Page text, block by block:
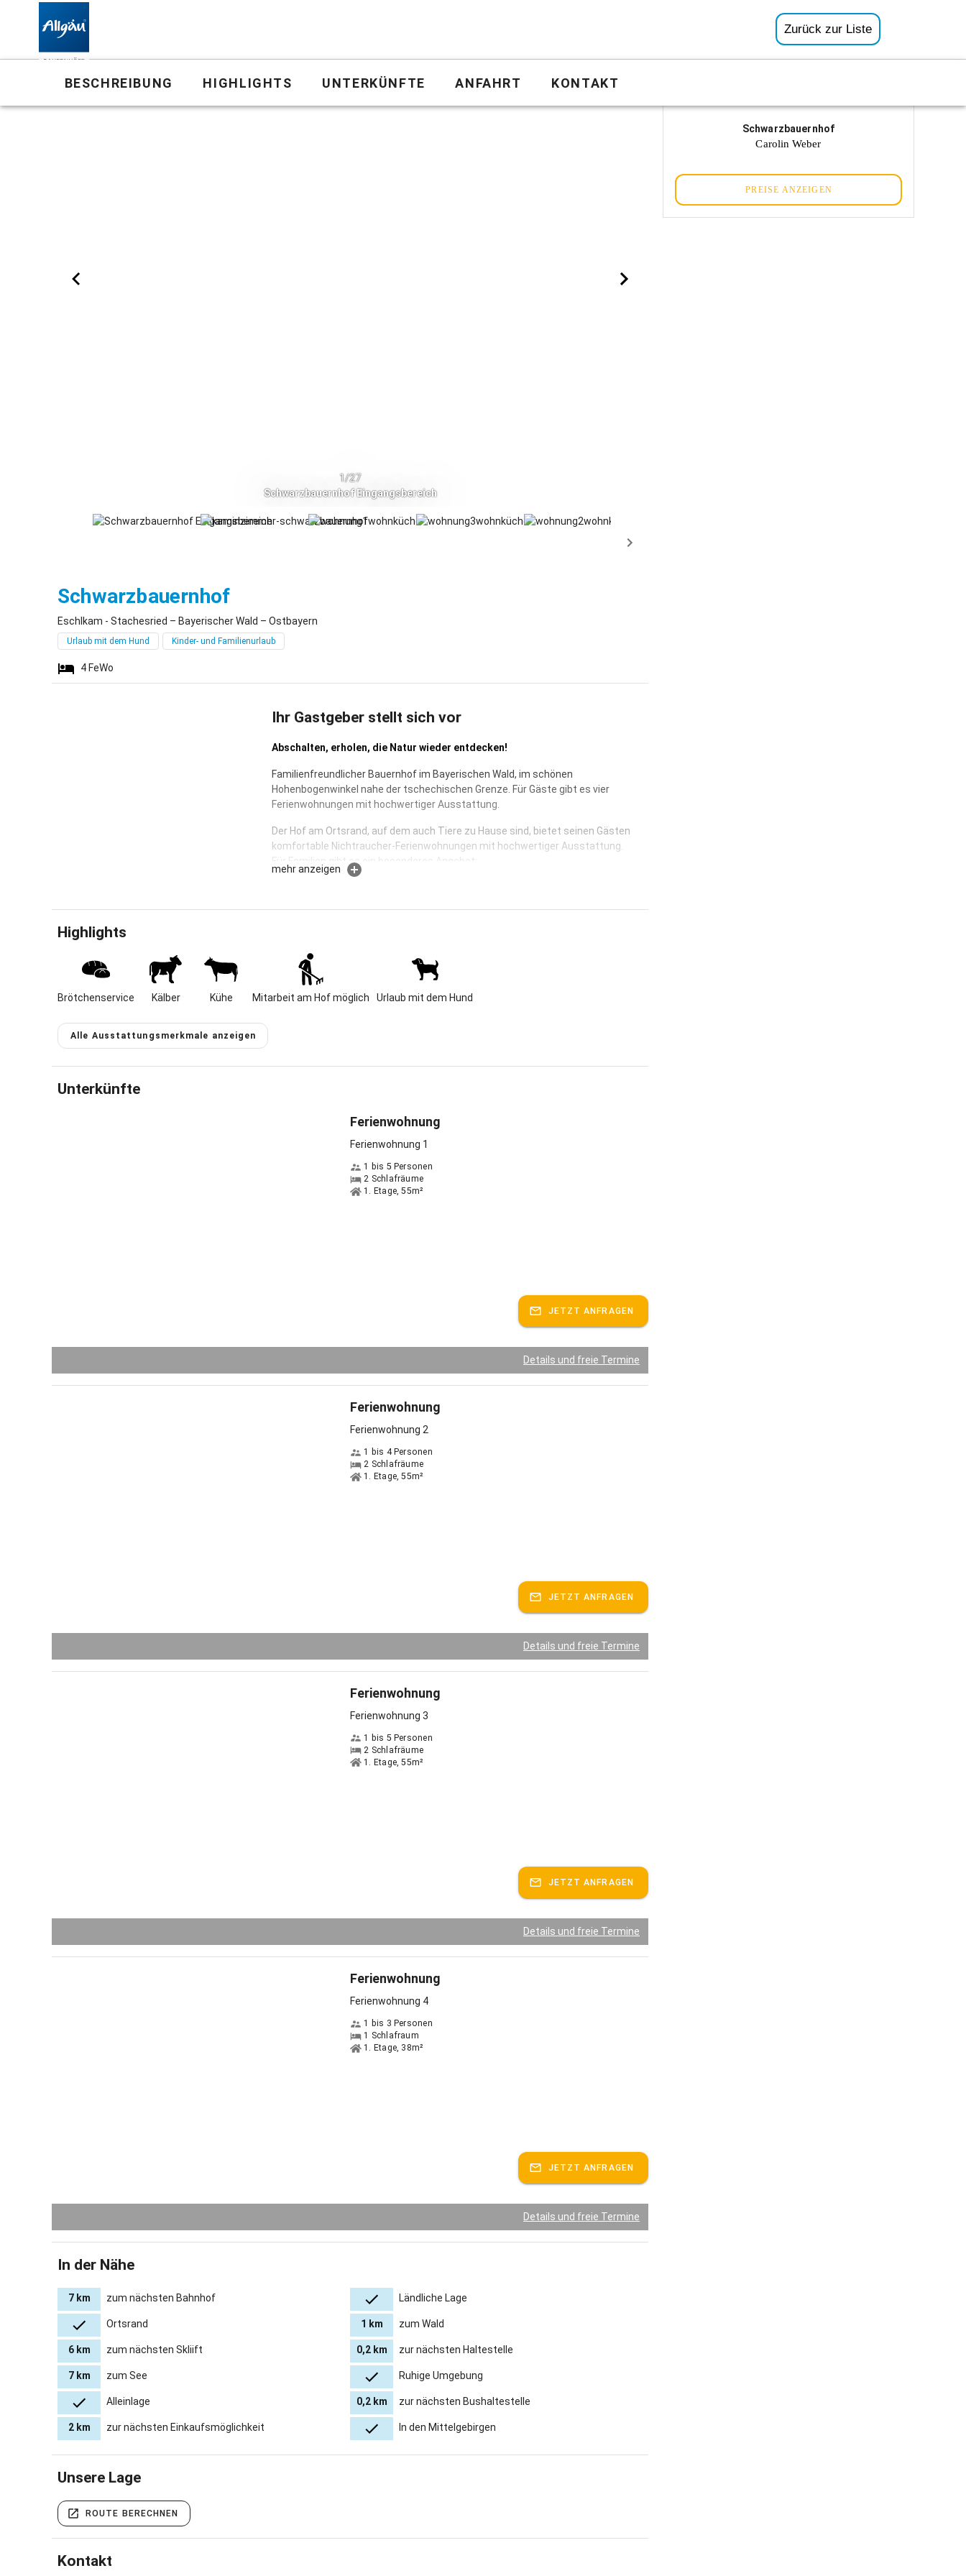
Zurück zur Liste
BESCHREIBUNG HIGHLIGHTS UNTERKÜNFTE ANFAHRT KONTAKT
Schwarzbauernhof
Carolin Weber
PREISE ANZEIGEN
1/27
Schwarzbauernhof Eingangsbereich
SchwarzbauernhofEschlkam - Stachesried
Eschlkam - Stachesried – Bayerischer Wald – Ostbayern
Urlaub mit dem Hund Kinder- und Familienurlaub
4 FeWo
Ihr Gastgeber stellt sich vor
Abschalten, erholen, die Natur wieder entdecken!
Familienfreundlicher Bauernhof im Bayerischen Wald, im schönen
Hohenbogenwinkel nahe der tschechischen Grenze. Für Gäste gibt es vier
Ferienwohnungen mit hochwertiger Ausstattung.
Der Hof am Ortsrand, auf dem auch Tiere zu Hause sind, bietet seinen Gästen
komfortable Nichtraucher-Ferienwohnungen mit hochwertiger Ausstattung.
Für Familien gibt es ein besonderes Angebot:
Baby- und Kleinkind-Ausstattung, Buggy und Rückentrage zum Ausleihen, einen
Der Brötchenservice wird von Gästen sehr geschätzt.
Gastgeber spricht:
mehr anzeigen
Highlights
Brötchenservice Kälber Kühe Mitarbeit am Hof möglich Urlaub mit dem Hund
Alle Ausstattungsmerkmale anzeigen
Unterkünfte
Ferienwohnung
Ferienwohnung 1
1 bis 5 Personen
2 Schlafräume
1. Etage, 55m²
JETZT ANFRAGEN
Details und freie Termine
Ferienwohnung
Ferienwohnung 2
1 bis 4 Personen
2 Schlafräume
1. Etage, 55m²
JETZT ANFRAGEN
Details und freie Termine
Ferienwohnung
Ferienwohnung 3
1 bis 5 Personen
2 Schlafräume
1. Etage, 55m²
JETZT ANFRAGEN
Details und freie Termine
Ferienwohnung
Ferienwohnung 4
1 bis 3 Personen
1 Schlafraum
1. Etage, 38m²
JETZT ANFRAGEN
Details und freie Termine
In der Nähe
7 km zum nächsten Bahnhof Ländliche Lage
Ortsrand 1 km zum Wald
6 km zum nächsten Skliift 0,2 km zur nächsten Haltestelle
7 km zum See Ruhige Umgebung
Alleinlage 0,2 km zur nächsten Bushaltestelle
2 km zur nächsten Einkaufsmöglichkeit In den Mittelgebirgen
Unsere Lage
ROUTE BERECHNEN
Kontakt